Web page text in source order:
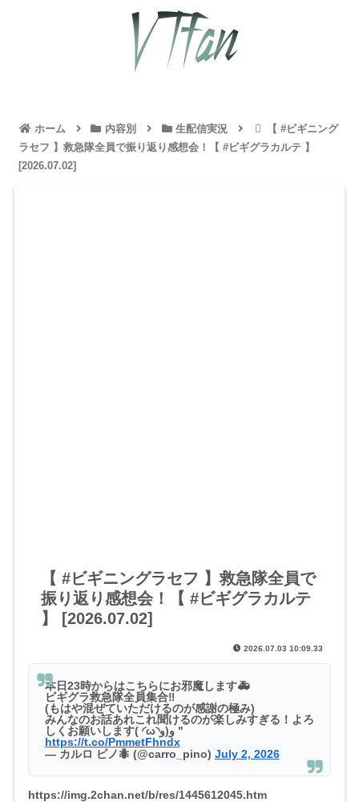
ホーム 内容別 生配信実況
【 #ビギニング
ラセフ 】救急隊全員で振り返り感想会！【 #ビギグラカルテ 】
[2026.07.02]
【 #ビギニングラセフ 】救急隊全員で
振り返り感想会！【 #ビギグラカルテ
】 [2026.07.02]
2026.07.03 10:09.33
本日23時からはこちらにお邪魔します🚑
ビギグラ救急隊全員集合‼️
(もはや混ぜていただけるのが感謝の極み)
みんなのお話あれこれ聞けるのが楽しみすぎる！よろ
しくお願いします( ◜ω◝و(و "
https://t.co/PmmetFhndx
— カルロ ピノ🐜 (@carro_pino) July 2, 2026
https://img.2chan.net/b/res/1445612045.htm